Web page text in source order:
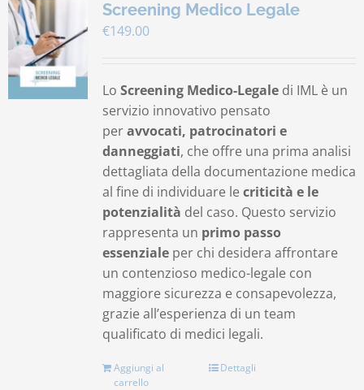
Lavora con noi
Carrello
Screening Medico Legale
€149.00
Lo Screening Medico-Legaledi IML è un
servizio innovativo pensato
peravvocati, patrocinatori e
danneggiati, che offre una prima analisi
dettagliata della documentazione medica
al fine di individuare le criticità e le
potenzialità del caso. Questo servizio
rappresenta un primo passo
essenzialeper chi desidera affrontare
un contenzioso medico-legale con
maggiore sicurezza e consapevolezza,
grazie all’esperienza di un team
qualificato di medici legali.
Aggiungi al
carrello
Dettagli